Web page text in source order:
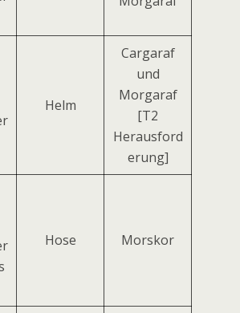
Helm
Cargaraf
und
Morgaraf
[T2
Herausford
erung]
Hose Morskor